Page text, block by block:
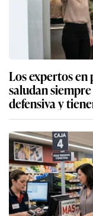
Los expertos en
saludan
defensiva y